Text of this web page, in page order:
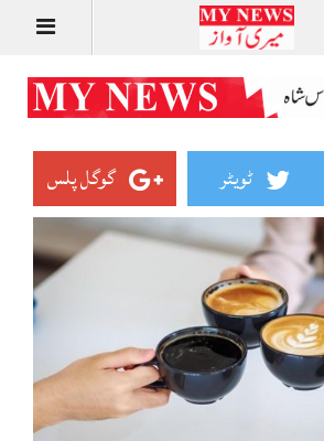
ٹویٹر گوگل پلس